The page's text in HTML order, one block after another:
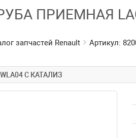
ПРИЕМНАЯ
запчастей Renault Артикул:
С КАТАЛИЗ